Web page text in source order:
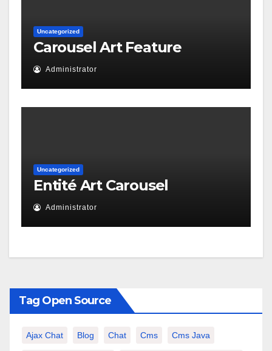
Uncategorized
Carousel Art Feature
Administrator
Uncategorized
Entité Art Carousel
Administrator
Tag Open Source
Ajax Chat Blog Chat Cms Cms Java